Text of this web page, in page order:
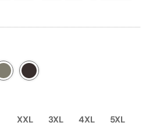
XXL 3XL 4XL 5XL